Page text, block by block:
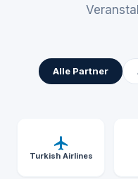
Alle Partner
Turkish Airlines